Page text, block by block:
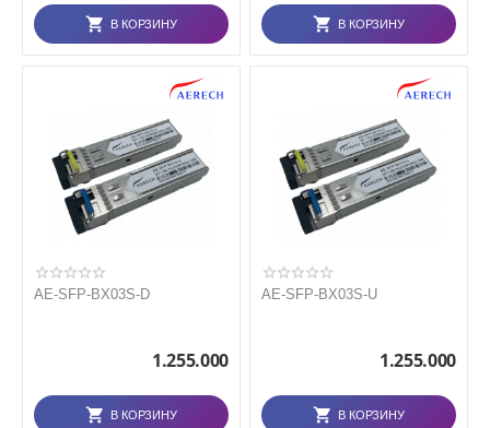
В КОРЗИНУ В КОРЗИНУ
AE-SFP-BX03S-D
1.255.000
В КОРЗИНУ
AE-SFP-BX03S-U
1.255.000
В КОРЗИНУ